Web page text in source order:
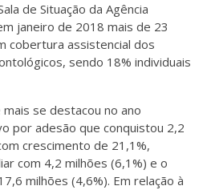
de Situação da Agência
janeiro de 2018 mais de 23
cobertura assistencial dos
sendo 18% individuais
se destacou no ano
por adesão que conquistou 2,2
crescimento de 21,1%,
com 4,2 milhões (6,1%) e o
milhões (4,6%). Em relação à